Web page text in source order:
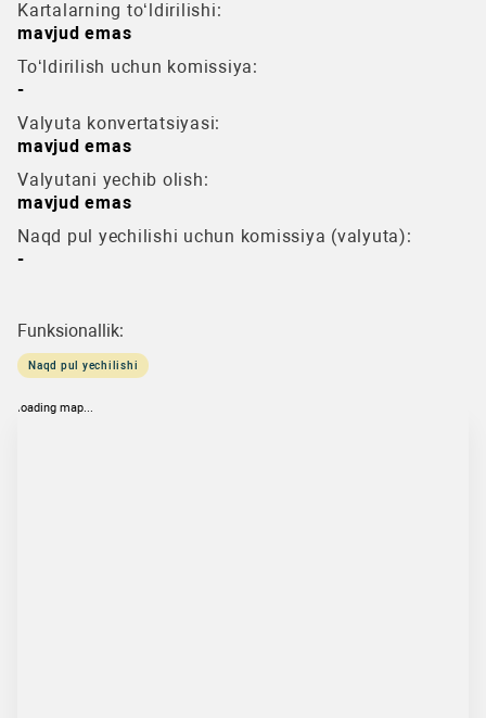
Kartalarning to‘ldirilishi:
mavjud emas
To‘ldirilish uchun komissiya:
-
Valyuta konvertatsiyasi:
mavjud emas
Valyutani yechib olish:
mavjud emas
Naqd pul yechilishi uchun komissiya (valyuta):
-
Funksionallik:
Naqd pul yechilishi
loading map...